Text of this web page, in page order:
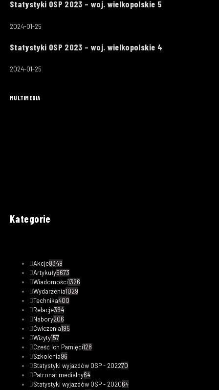
Statystyki OSP 2023 – woj. wielkopolskie 5
2024-01-25
Statystyki OSP 2023 – woj. wielkopolskie 4
2024-01-25
MULTIMEDIA
Kategorie
Akcje8349
Artykuły5673
Wiadomości1326
Wydarzenia1029
Technika400
Relacje394
Nabory206
Ćwiczenia195
Wizyty157
Cześć Ich Pamięci128
Szkolenia96
Statystyki wyjazdów OSP - 202270
Patronat medialny64
Statystyki wyjazdów OSP - 202064